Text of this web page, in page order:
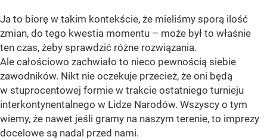
Ja to biorę w takim kontekście, że mieliśmy sporą ilość
zmian, do tego kwestia momentu – może był to właśnie
ten czas, żeby sprawdzić różne rozwiązania.
Ale całościowo zachwiało to nieco pewnością siebie
zawodników. Nikt nie oczekuje przecież, że oni będą
w stuprocentowej formie w trakcie ostatniego turnieju
interkontynentalnego w Lidze Narodów. Wszyscy o tym
wiemy, że nawet jeśli gramy na naszym terenie, to imprezy
docelowe są nadal przed nami.